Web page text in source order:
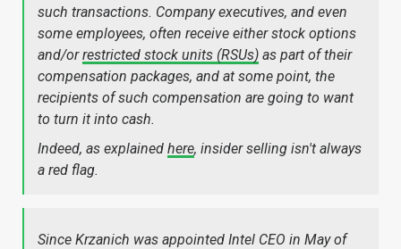
such transactions. Company executives, and even
some employees, often receive either stock options
and/orrestricted stock units (RSUs) as part of their
compensation packages, and at some point, the
recipients of such compensation are going to want
to turn it into cash.
Indeed, as explained here, insider selling isn't always
a red flag.
Since Krzanich was appointed Intel CEO in May of